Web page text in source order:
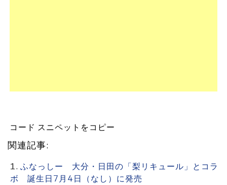
コード スニペットをコピー
関連記事:
ふなっしー 大分・日田の「梨リキュール」とコラ
ボ 誕生日7月4日（なし）に発売